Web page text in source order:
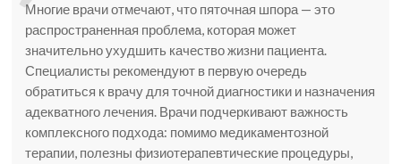
Многие врачи отмечают, что пяточная шпора — это
распространенная проблема, которая может
значительно ухудшить качество жизни пациента.
Специалисты рекомендуют в первую очередь
обратиться к врачу для точной диагностики и назначения
адекватного лечения. Врачи подчеркивают важность
комплексного подхода: помимо медикаментозной
терапии, полезны физиотерапевтические процедуры,